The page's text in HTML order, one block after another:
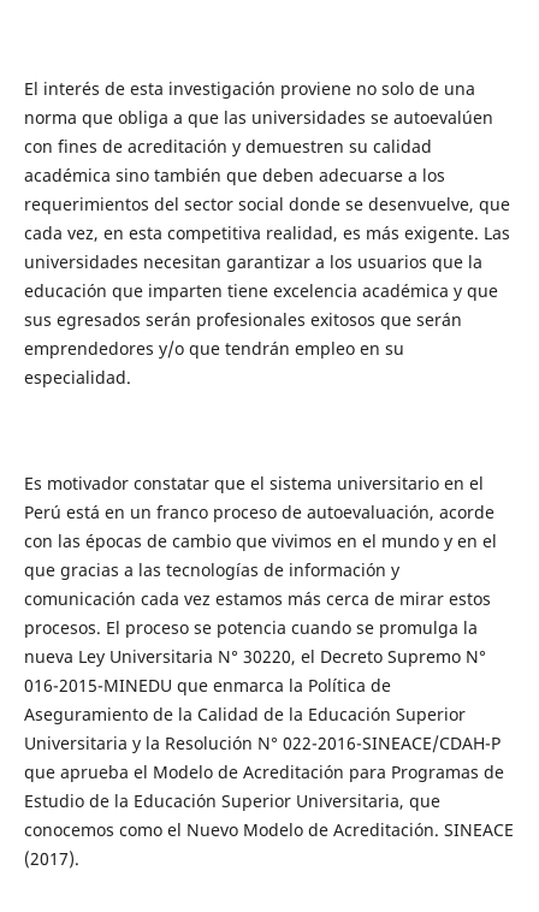
El interés de esta investigación proviene no solo de una
norma que obliga a que las universidades se autoevalúen
con fines de acreditación y demuestren su calidad
académica sino también que deben adecuarse a los
requerimientos del sector social donde se desenvuelve, que
cada vez, en esta competitiva realidad, es más exigente. Las
universidades necesitan garantizar a los usuarios que la
educación que imparten tiene excelencia académica y que
sus egresados serán profesionales exitosos que serán
emprendedores y/o que tendrán empleo en su
especialidad.
Es motivador constatar que el sistema universitario en el
Perú está en un franco proceso de autoevaluación, acorde
con las épocas de cambio que vivimos en el mundo y en el
que gracias a las tecnologías de información y
comunicación cada vez estamos más cerca de mirar estos
procesos. El proceso se potencia cuando se promulga la
nueva Ley Universitaria N° 30220, el Decreto Supremo N°
016-2015-MINEDU que enmarca la Política de
Aseguramiento de la Calidad de la Educación Superior
Universitaria y la Resolución N° 022-2016-SINEACE/CDAH-P
que aprueba el Modelo de Acreditación para Programas de
Estudio de la Educación Superior Universitaria, que
conocemos como el Nuevo Modelo de Acreditación. SINEACE
(2017).